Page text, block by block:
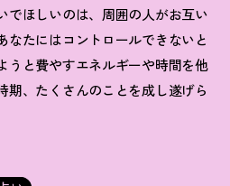
でほしいのは、周囲の人がお互い
なたにはコントロールできないと
うと費やすエネルギーや時間を他
期、たくさんのことを成し遂げら